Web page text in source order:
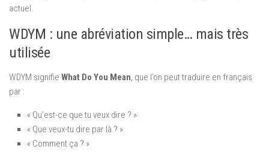
actuel.
WDYM : une abréviation simple… mais très
utilisée
WDYM signifie What Do You Mean, que l’on peut traduire en français
par :
« Qu’est-ce que tu veux dire ? »
« Que veux-tu dire par là ? »
« Comment ça ? »